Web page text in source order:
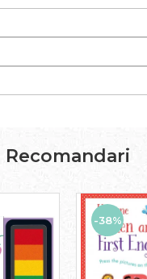
Recomandari
-38%